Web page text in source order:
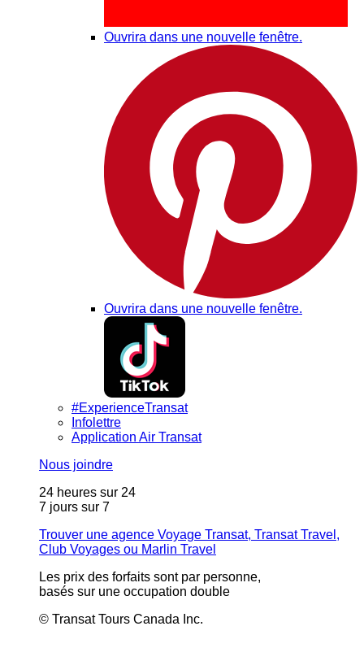
Ouvrira dans une nouvelle fenêtre.
Ouvrira dans une nouvelle fenêtre.
#ExperienceTransat
Infolettre
Application Air Transat
Nous joindre
24 heures sur 24
7 jours sur 7
Trouver une agence Voyage Transat, Transat Travel,
Club Voyages ou Marlin Travel
Les prix des forfaits sont par personne,
basés sur une occupation double
© Transat Tours Canada Inc.